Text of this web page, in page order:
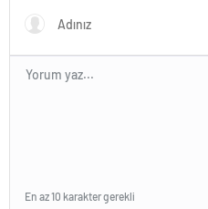
En az 10 karakter gerekli